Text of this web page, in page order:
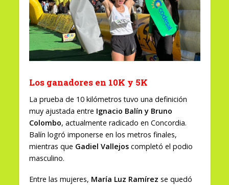
Los ganadores en 10K y 5K
La prueba de 10 kilómetros tuvo una definición
muy ajustada entre Ignacio Balín y Bruno
Colombo, actualmente radicado en Concordia.
Balín logró imponerse en los metros finales,
mientras que Gadiel Vallejoscompletó el podio
masculino.
Entre las mujeres, María Luz Ramírez se quedó